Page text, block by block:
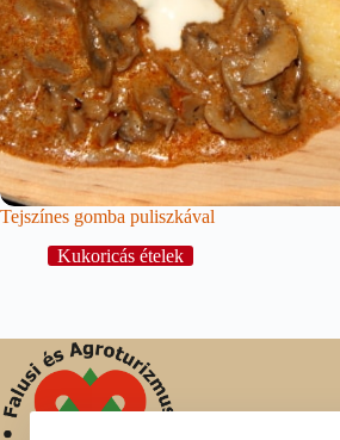
Tejszínes gomba puliszkával
Kukoricás ételek